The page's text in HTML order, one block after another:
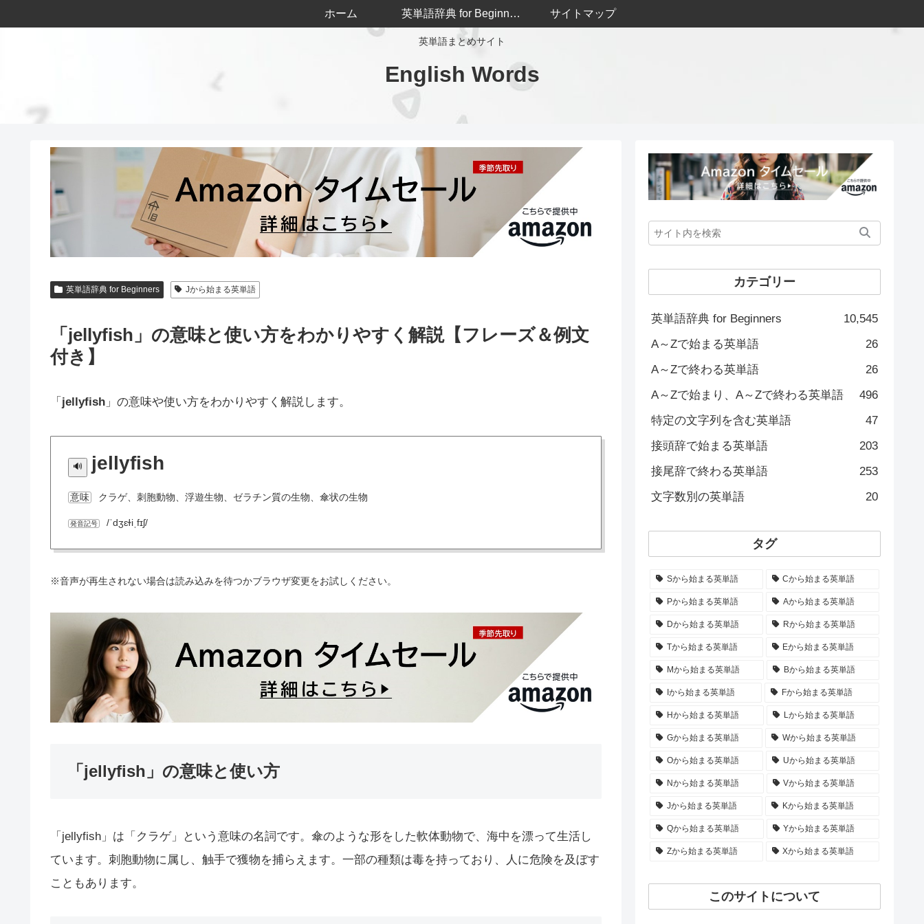
英単語まとめサイト
English Words
ホーム 英単語辞典 for Beginners サイトマップ
英単語辞典 for Beginners Jから始まる英単語
「jellyfish」の意味と使い方をわかりやすく解説【フレーズ＆例文
付き】
「 jellyfish 」の意味や使い方をわかりやすく解説します。
jellyfish
意味 クラゲ、刺胞動物、浮遊生物、ゼラチン質の生物、傘状の生物
発音記号 /ˈdʒɛɫiˌfɪʃ/
※音声が再生されない場合は読み込みを待つかブラウザ変更をお試しください。
「jellyfish」の意味と使い方
「jellyfish」は「クラゲ」という意味の名詞です。傘のような形をした軟体動物で、海中を漂って生活し
ています。刺胞動物に属し、触手で獲物を捕らえます。一部の種類は毒を持っており、人に危険を及ぼす
こともあります。
カテゴリー
英単語辞典 for Beginners
10,545
A～Zで始まる英単語
26
A～Zで終わる英単語
26
A～Zで始まり、A～Zで終わる英単語
496
特定の文字列を含む英単語
47
接頭辞で始まる英単語
203
接尾辞で終わる英単語
253
文字数別の英単語
20
タグ
Sから始まる英単語 Cから始まる英単語
Pから始まる英単語 Aから始まる英単語
Dから始まる英単語 Rから始まる英単語
Tから始まる英単語 Eから始まる英単語
Mから始まる英単語 Bから始まる英単語
Iから始まる英単語 Fから始まる英単語
Hから始まる英単語 Lから始まる英単語
Gから始まる英単語 Wから始まる英単語
Oから始まる英単語 Uから始まる英単語
Nから始まる英単語 Vから始まる英単語
Jから始まる英単語 Kから始まる英単語
Qから始まる英単語 Yから始まる英単語
Zから始まる英単語 Xから始まる英単語
このサイトについて